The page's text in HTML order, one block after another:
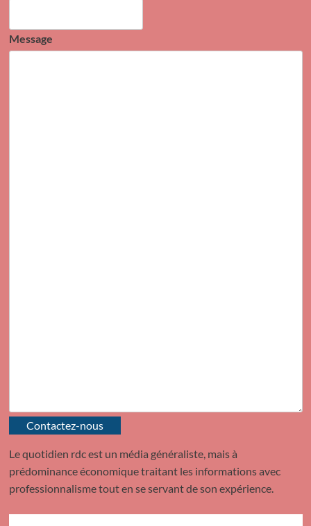
Message
Contactez-nous
Le quotidien rdc est un média généraliste, mais à
prédominance économique traitant les informations avec
professionnalisme tout en se servant de son expérience.